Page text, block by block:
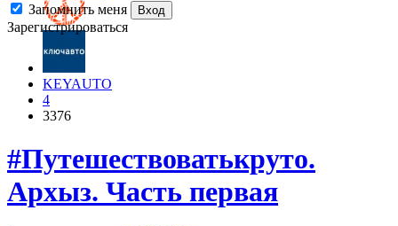
Запомнить меня
Вход
Зарегистрироваться
KEYAUTO
4
3376
#Путешествоватькруто.
Архыз. Часть первая